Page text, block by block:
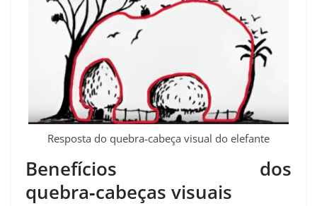
Resposta do quebra‑cabeça visual do elefante
Benefícios dos
quebra‑cabeças visuais